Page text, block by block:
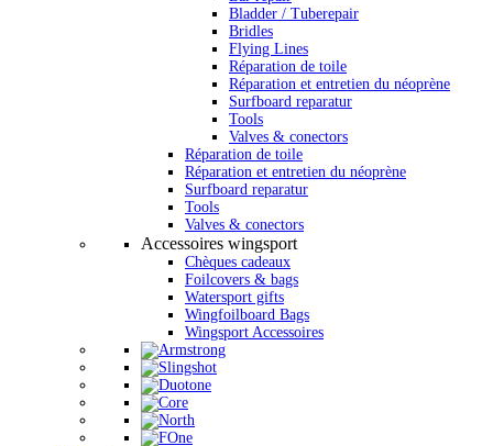
Bladder / Tuberepair
Bridles
Flying Lines
Réparation de toile
Réparation et entretien du néoprène
Surfboard reparatur
Tools
Valves & conectors
Réparation de toile
Réparation et entretien du néoprène
Surfboard reparatur
Tools
Valves & conectors
Accessoires wingsport
Chèques cadeaux
Foilcovers & bags
Watersport gifts
Wingfoilboard Bags
Wingsport Accessoires